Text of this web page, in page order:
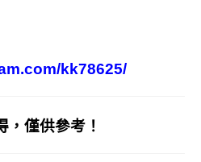
kk78625/
僅供參考！